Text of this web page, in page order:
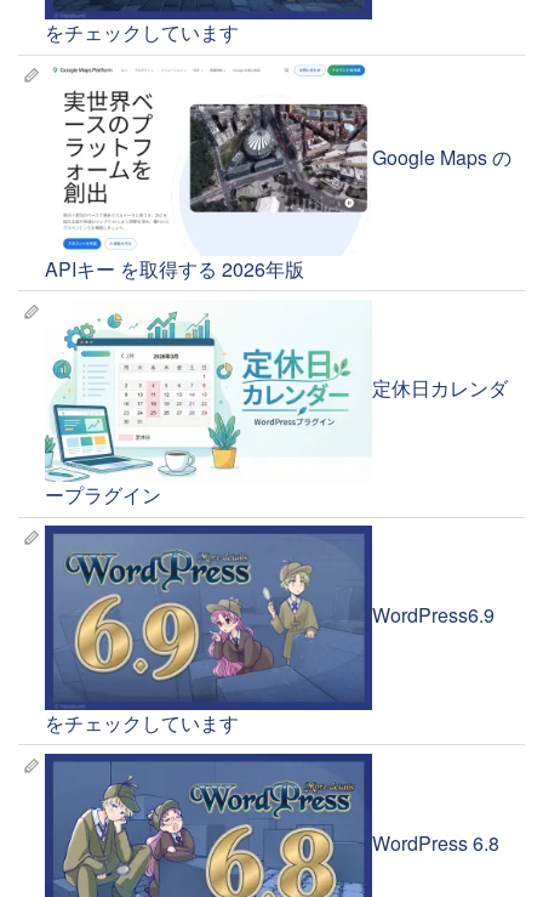
をチェックしています
Google Maps の
APIキー を取得する 2026年版
定休日カレンダ
ープラグイン
WordPress6.9
をチェックしています
WordPress 6.8